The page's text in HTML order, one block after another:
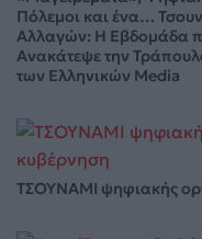
Πόλεμοι και ένα…
Αλλαγών: Η Εβδομάδα
Ανακάτεψε την
των Ελληνικών Media
ΤΣΟΥΝΑΜΙ ψηφιακής